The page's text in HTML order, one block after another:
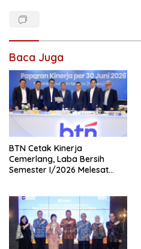
Baca Juga
BTN Cetak Kinerja
Cemerlang, Laba Bersih
Semester I/2026 Melesat